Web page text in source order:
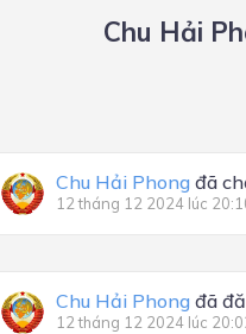
Chu Hải
Chu Hải Phong đã
12 tháng 12 2024 lúc
Chu Hải Phong đã
12 tháng 12 2024 lúc